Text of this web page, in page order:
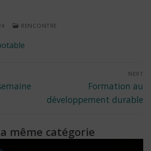
RENCONTRE
NEXT
Next
post:
Formation au
développement durable
même catégorie